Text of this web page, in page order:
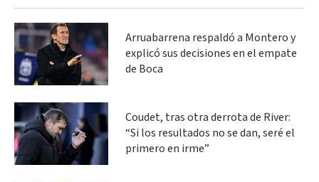
Arruabarrena respaldó a Montero y
explicó sus decisiones en el empate
de Boca
Coudet, tras otra derrota de River:
“Si los resultados no se dan, seré el
primero en irme”